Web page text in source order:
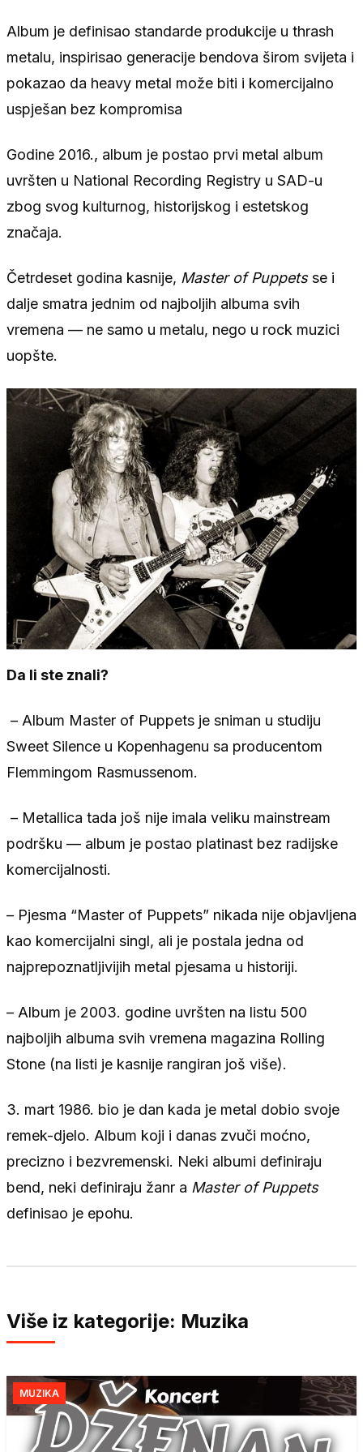
Album je definisao standarde produkcije u thrash
metalu, inspirisao generacije bendova širom svijeta i
pokazao da heavy metal može biti i komercijalno
uspješan bez kompromisa
Godine 2016., album je postao prvi metal album
uvršten u National Recording Registry u SAD-u
zbog svog kulturnog, historijskog i estetskog
značaja.
Četrdeset godina kasnije, Master of Puppetsse i
dalje smatra jednim od najboljih albuma svih
vremena — ne samo u metalu, nego u rock muzici
uopšte.
Da li ste znali?
– Album Master of Puppets je sniman u studiju
Sweet Silence u Kopenhagenu sa producentom
Flemmingom Rasmussenom.
– Metallica tada još nije imala veliku mainstream
podršku — album je postao platinast bez radijske
komercijalnosti.
– Pjesma “Master of Puppets” nikada nije objavljena
kao komercijalni singl, ali je postala jedna od
najprepoznatljivijih metal pjesama u historiji.
– Album je 2003. godine uvršten na listu 500
najboljih albuma svih vremena magazina Rolling
Stone (na listi je kasnije rangiran još više).
3. mart 1986. bio je dan kada je metal dobio svoje
remek-djelo. Album koji i danas zvuči moćno,
precizno i bezvremenski. Neki albumi definiraju
bend, neki definiraju žanr a Master of Puppets
definisao je epohu.
Više iz kategorije: Muzika
MUZIKA